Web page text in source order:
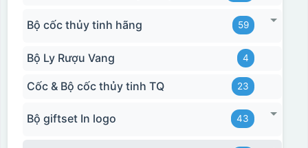
Bộ cốc thủy tinh hãng 59
Bộ Ly Rượu Vang 4
Cốc & Bộ cốc thủy tinh TQ 23
Bộ giftset In logo 43